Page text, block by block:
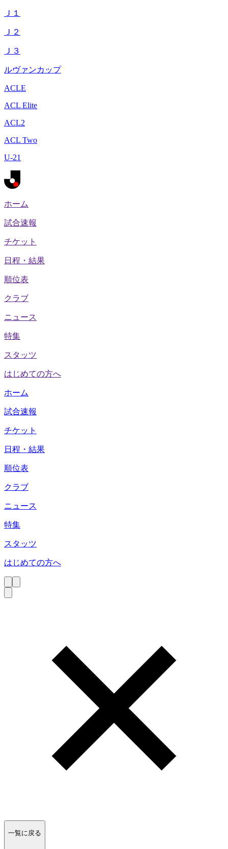
Ｊ１
Ｊ２
Ｊ３
ルヴァンカップ
ACLE
ACL Elite
ACL2
ACL Two
U-21
ホーム
試合速報
チケット
日程・結果
順位表
クラブ
ニュース
特集
スタッツ
はじめての方へ
ホーム
試合速報
チケット
日程・結果
順位表
クラブ
ニュース
特集
スタッツ
はじめての方へ
一覧に戻る